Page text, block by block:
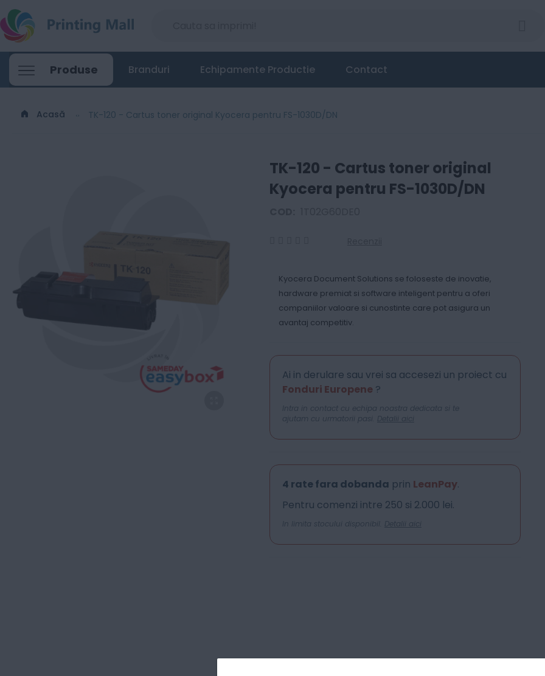
Produse Branduri Echipamente Productie Contact
Acasă TK-120 - Cartus toner original Kyocera pentru FS-1030D/DN
TK-120 - Cartus toner original
Kyocera pentru FS-1030D/DN
Kyocera Document Solutions se foloseste de inovatie,
hardware premiat si software inteligent pentru a oferi
companiilor valoare si cunostinte care pot asigura un
avantaj competitiv.
Ai in derulare sau vrei sa accesezi un proiect cu
Fonduri Europene?
Intra in contact cu echipa noastra dedicata si te
ajutam cu urmatorii pasi. Detalii aici
4 rate fara dobanda prin LeanPay.
Pentru comenzi intre 250 si 2.000 lei.
In limita stocului disponibil. Detalii aici